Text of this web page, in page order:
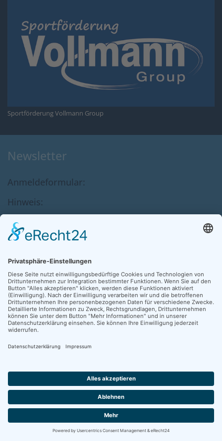
Sportförderung Vollmann Group
Newsletter
Anmeldeformular:
Hinweis:
erhalten.
Zwönitztal-Radtour
WILLKOMMEN
SPONSOREN
KONTAKT
ANFAHRT
IMPRESSUM